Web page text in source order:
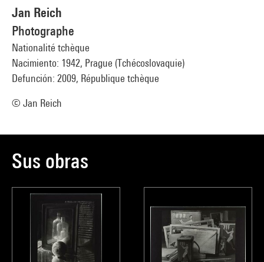
Jan Reich
Photographe
Nationalité tchèque
Nacimiento: 1942, Prague (Tchécoslovaquie)
Defunción: 2009, République tchèque
© Jan Reich
Sus obras